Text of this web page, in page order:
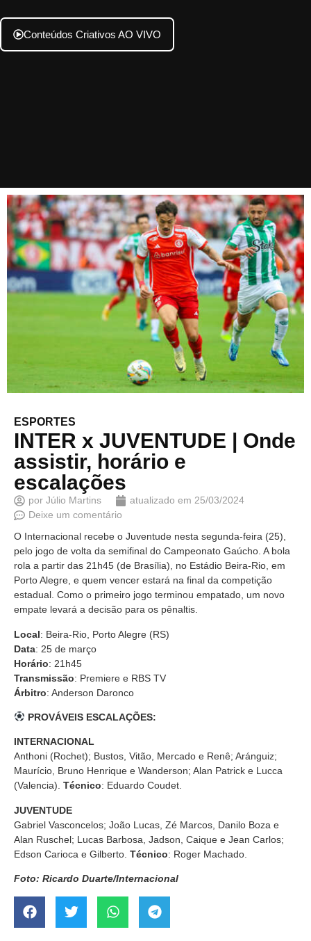
Conteúdos Criativos AO VIVO
ESPORTES
INTER x JUVENTUDE | Onde
assistir, horário e
escalações
por Júlio Martins atualizado em 25/03/2024
Deixe um comentário
O Internacional recebe o Juventude nesta segunda-feira (25),
pelo jogo de volta da semifinal do Campeonato Gaúcho. A bola
rola a partir das 21h45 (de Brasília), no Estádio Beira-Rio, em
Porto Alegre, e quem vencer estará na final da competição
estadual. Como o primeiro jogo terminou empatado, um novo
empate levará a decisão para os pênaltis.
Local: Beira-Rio, Porto Alegre (RS)
Data: 25 de março
Horário: 21h45
Transmissão: Premiere e RBS TV
Árbitro: Anderson Daronco
PROVÁVEIS ESCALAÇÕES:
INTERNACIONAL
Anthoni (Rochet); Bustos, Vitão, Mercado e Renê; Aránguiz;
Maurício, Bruno Henrique e Wanderson; Alan Patrick e Lucca
(Valencia). Técnico: Eduardo Coudet.
JUVENTUDE
Gabriel Vasconcelos; João Lucas, Zé Marcos, Danilo Boza e
Alan Ruschel; Lucas Barbosa, Jadson, Caique e Jean Carlos;
Edson Carioca e Gilberto. Técnico: Roger Machado.
Foto: Ricardo Duarte/Internacional